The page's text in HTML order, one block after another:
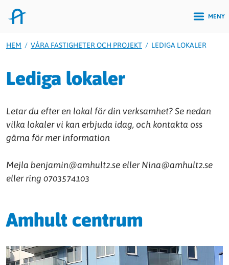
MENY
HEM / VÅRA FASTIGHETER OCH PROJEKT / LEDIGA LOKALER
Lediga lokaler
Letar du efter en lokal för din verksamhet? Se nedan
vilka lokaler vi kan erbjuda idag, och kontakta oss
gärna för mer information
Mejla benjamin@amhult2.se eller Nina@amhult2.se
eller ring 0703574103
Amhult centrum